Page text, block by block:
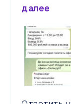
далее